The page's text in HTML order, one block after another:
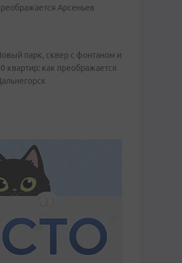
Арсеньев
парк, сквер с фонтаном и
квартир: как преображается